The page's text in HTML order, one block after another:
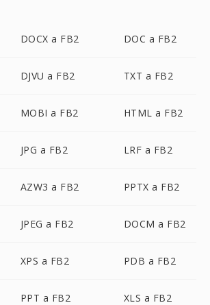
DOCX a FB2 DOC a FB2
DJVU a FB2 TXT a FB2
MOBI a FB2 HTML a FB2
JPG a FB2 LRF a FB2
AZW3 a FB2 PPTX a FB2
JPEG a FB2 DOCM a FB2
XPS a FB2 PDB a FB2
PPT a FB2 XLS a FB2